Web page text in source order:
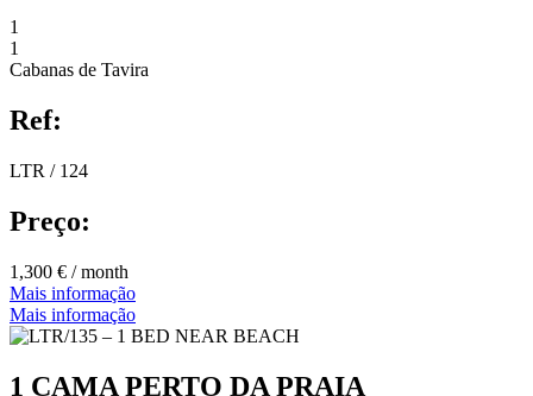
1
1
Cabanas de Tavira
Ref:
LTR / 124
Preço:
1,300 € / month
Mais informação
Mais informação
1 CAMA PERTO DA PRAIA